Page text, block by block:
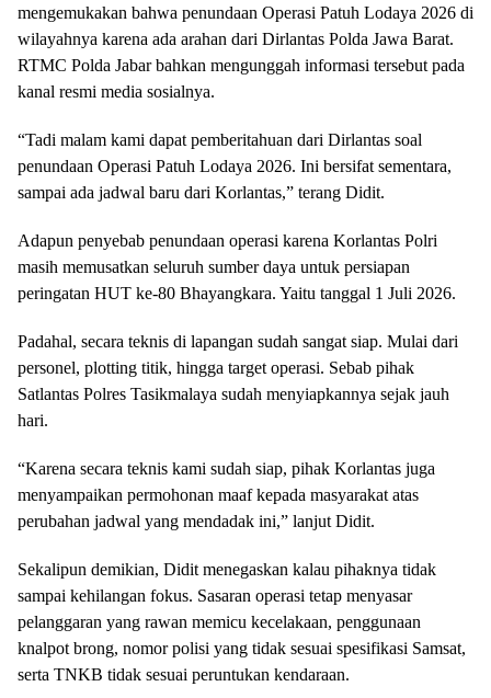
mengemukakan bahwa penundaan Operasi Patuh Lodaya 2026 di
wilayahnya karena ada arahan dari Dirlantas Polda Jawa Barat.
RTMC Polda Jabar bahkan mengunggah informasi tersebut pada
kanal resmi media sosialnya.
“Tadi malam kami dapat pemberitahuan dari Dirlantas soal
penundaan Operasi Patuh Lodaya 2026. Ini bersifat sementara,
sampai ada jadwal baru dari Korlantas,” terang Didit.
Adapun penyebab penundaan operasi karena Korlantas Polri
masih memusatkan seluruh sumber daya untuk persiapan
peringatan HUT ke-80 Bhayangkara. Yaitu tanggal 1 Juli 2026.
Padahal, secara teknis di lapangan sudah sangat siap. Mulai dari
personel, plotting titik, hingga target operasi. Sebab pihak
Satlantas Polres Tasikmalaya sudah menyiapkannya sejak jauh
hari.
“Karena secara teknis kami sudah siap, pihak Korlantas juga
menyampaikan permohonan maaf kepada masyarakat atas
perubahan jadwal yang mendadak ini,” lanjut Didit.
Sekalipun demikian, Didit menegaskan kalau pihaknya tidak
sampai kehilangan fokus. Sasaran operasi tetap menyasar
pelanggaran yang rawan memicu kecelakaan, penggunaan
knalpot brong, nomor polisi yang tidak sesuai spesifikasi Samsat,
serta TNKB tidak sesuai peruntukan kendaraan.